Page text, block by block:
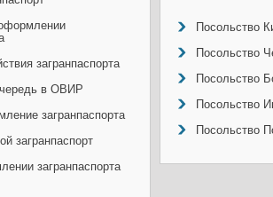
загранпаспорта
в ОВИР
загранпаспорта
загранпаспорт
загранпаспорта
Посольство
Посольство
Посольство
Посольство
Посольство